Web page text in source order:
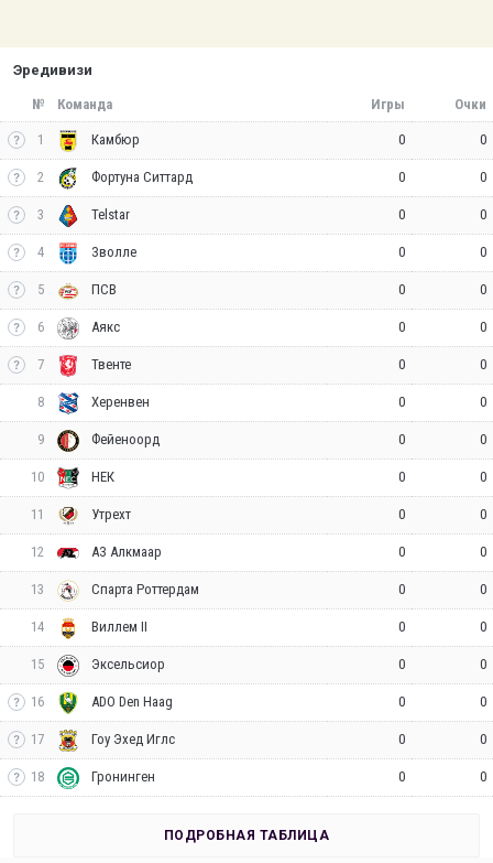
Эредивизи
№ Команда Игры Очки
1 Камбюр 0 0
2 Фортуна Ситтард 0 0
3 Telstar 0 0
4 Зволле 0 0
5 ПСВ 0 0
6 Аякс 0 0
7 Твенте 0 0
8 Херенвен 0 0
9 Фейеноорд 0 0
10 НЕК 0 0
11 Утрехт 0 0
12 АЗ Алкмаар 0 0
13 Спарта Роттердам 0 0
14 Виллем II 0 0
15 Эксельсиор 0 0
16 ADO Den Haag 0 0
17 Гоу Эхед Иглс 0 0
18 Гронинген 0 0
ПОДРОБНАЯ ТАБЛИЦА